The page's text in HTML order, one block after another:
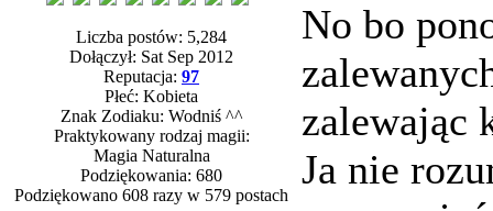
Liczba postów: 5,284
Dołączył: Sat Sep 2012
Reputacja: 97
Płeć: Kobieta
Znak Zodiaku: Wodniś ^^
Praktykowany rodzaj magii:
Magia Naturalna
Podziękowania: 680
Podziękowano 608 razy w 579 postach
No bo
zalewając
Ja nie